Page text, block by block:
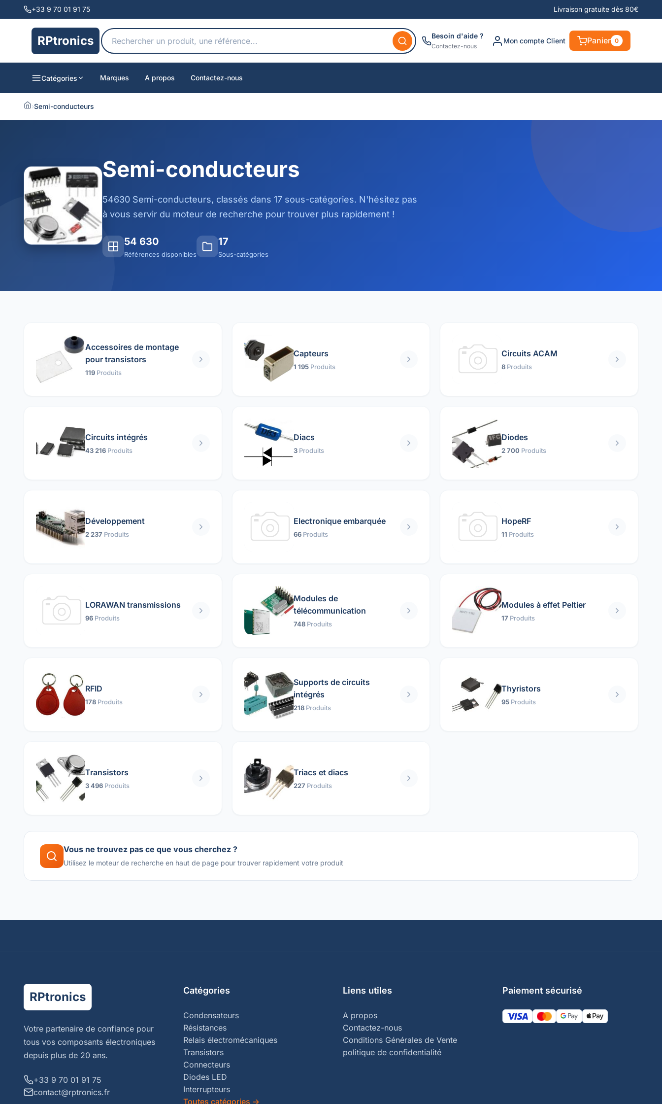
+33 9 70 01 91 75 Livraison gratuite dès 80€
RPtronics Besoin d'aide ?
Contactez-nous
Mon compte Client Panier 0
Catégories Marques A propos Contactez-nous
›Semi-conducteurs
Semi-conducteurs
54630 Semi-conducteurs, classés dans 17 sous-catégories. N'hésitez pas
à vous servir du moteur de recherche pour trouver plus rapidement !
54 630
Références disponibles
17
Sous-catégories
Accessoires de montage
pour transistors
119 Produits
Capteurs
1 195 Produits
Circuits ACAM
8 Produits
Circuits intégrés
43 216 Produits
Diacs
3 Produits
Diodes
2 700 Produits
Développement
2 237 Produits
Electronique embarquée
66 Produits
HopeRF
11 Produits
LORAWAN transmissions
96 Produits
Modules de
télécommunication
748 Produits
Modules à effet Peltier
17 Produits
RFID
178 Produits
Supports de circuits
intégrés
218 Produits
Thyristors
95 Produits
Transistors
3 496 Produits
Triacs et diacs
227 Produits
Vous ne trouvez pas ce que vous cherchez ?
Utilisez le moteur de recherche en haut de page pour trouver rapidement votre produit
RPtronics
Votre partenaire de confiance pour
tous vos composants électroniques
depuis plus de 20 ans.
+33 9 70 01 91 75
contact@rptronics.fr
Catégories
Condensateurs
Résistances
Relais électromécaniques
Transistors
Connecteurs
Diodes LED
Interrupteurs
Toutes catégories →
Liens utiles
A propos
Contactez-nous
Conditions Générales de Vente
politique de confidentialité
Paiement sécurisé